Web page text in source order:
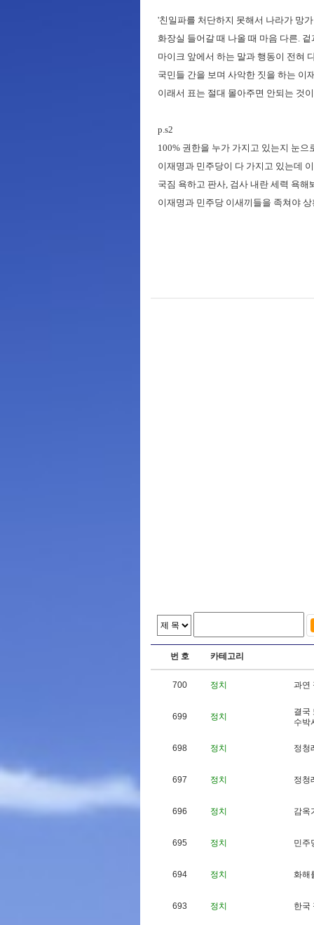
'친일파를 처단하지 못해서 나라가 망
화장실 들어갈 때 나올 때 마음 다른.
마이크 앞에서 하는 말과 행동이 전혀
국민들 간을 보며 사악한 짓을 하는 이
이래서 표는 절대 몰아주면 안되는 것
p.s2
100% 권한을 누가 가지고 있는지 눈으
이재명과 민주당이 다 가지고 있는데
국짐 욕하고 판사, 검사 내란 세력 욕해
이재명과 민주당 이새끼들을 족쳐야
번 호 카테고리
700 정치 과연
699 정치 결 국
수박
698 정치 정청
697 정치 정청
696 정치 감옥
695 정치 민주
694 정치 화해
693 정치 한국